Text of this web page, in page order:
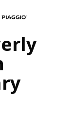
zurück zum Hauptinhalt